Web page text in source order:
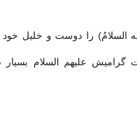
السلامُ) را دوست و خلیل خود
علیهم السلام بسیار